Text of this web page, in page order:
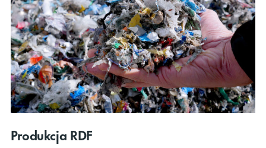
Produkcja RDF